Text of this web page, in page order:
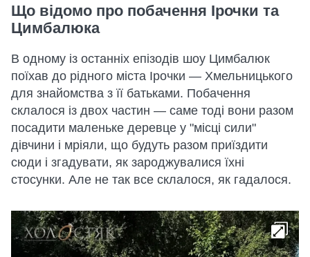
Що відомо про побачення Ірочки та
Цимбалюка
В одному із останніх епізодів шоу Цимбалюк
поїхав до рідного міста Ірочки — Хмельницького
для знайомства з її батьками. Побачення
склалося із двох частин — саме тоді вони разом
посадити маленьке деревце у "місці сили"
дівчини і мріяли, що будуть разом приїздити
сюди і згадувати, як зароджувалися їхні
стосунки. Але не так все склалося, як гадалося.